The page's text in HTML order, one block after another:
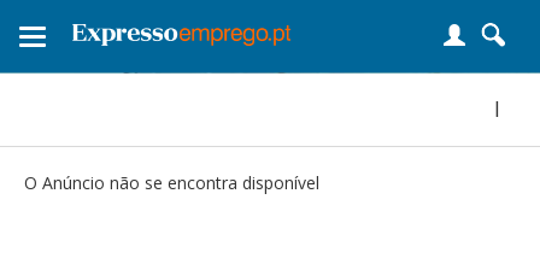
Toggle
|
O Anúncio não se encontra disponível